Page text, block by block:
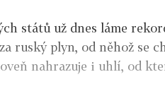
států už dnes láme
ruský plyn, od něhož se
nahrazuje i uhlí, od